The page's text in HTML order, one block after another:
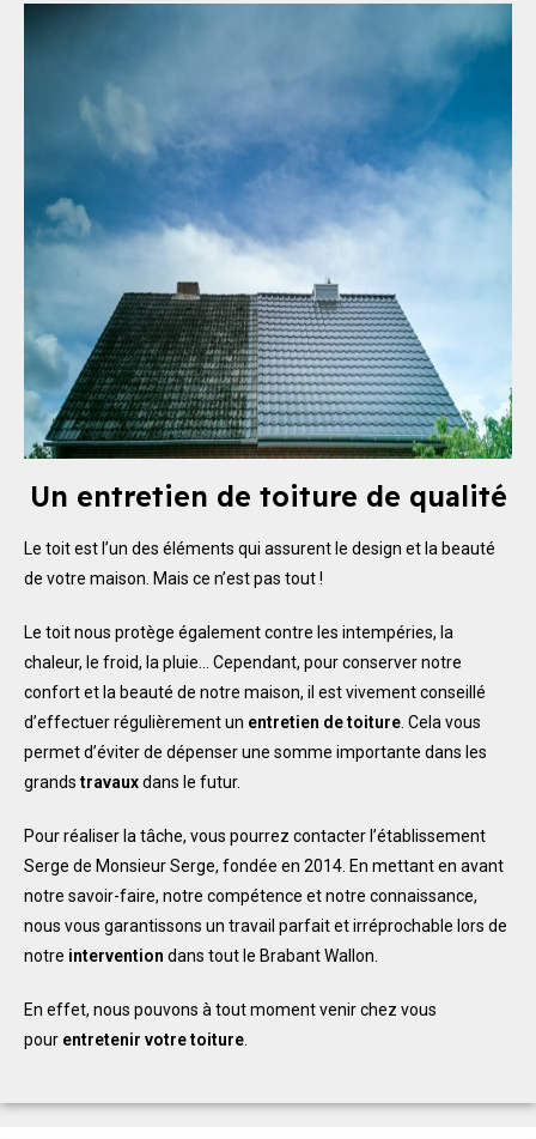
Un entretien de toiture de qualité
Le toit est l’un des éléments qui assurent le design et la beauté
de votre maison. Mais ce n’est pas tout !
Le toit nous protège également contre les intempéries, la
chaleur, le froid, la pluie… Cependant, pour conserver notre
confort et la beauté de notre maison, il est vivement conseillé
d’effectuer régulièrement un entretien de toiture. Cela vous
permet d’éviter de dépenser une somme importante dans les
grandstravauxdans le futur.
Pour réaliser la tâche, vous pourrez contacter l’établissement
Serge de Monsieur Serge, fondée en 2014. En mettant en avant
notre savoir-faire, notre compétence et notre connaissance,
nous vous garantissons un travail parfait et irréprochable lors de
notre intervention dans tout le Brabant Wallon.
En effet, nous pouvons à tout moment venir chez vous
pour entretenir votre toiture.